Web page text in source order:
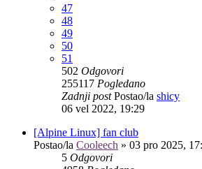
47
48
49
50
51
502 Odgovori
255117 Pogledano
Zadnji postPostao/la shicy
06 vel 2022, 19:29
[Alpine Linux] fan club
Postao/la Cooleech » 03 pro 2025,
5 Odgovori